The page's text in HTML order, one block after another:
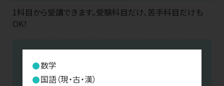
1科目から受講できます。受験科目だけ、苦手科目だけも
OK！
数学
国語（現・古・漢）